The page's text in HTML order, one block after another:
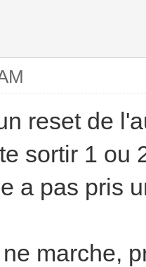
reset de
sortir 1 ou
a pas pris
marche,